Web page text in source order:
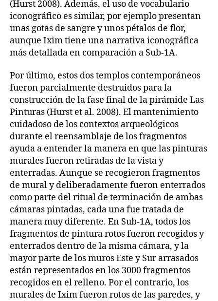
(Hurst 2008). Además, el uso de vocabulario
iconográfico es similar, por ejemplo presentan
unas gotas de sangre y unos pétalos de flor,
aunque Ixim tiene una narrativa iconográfica
más detallada en comparación a Sub-1A.
Por último, estos dos templos contemporáneos
fueron parcialmente destruidos para la
construcción de la fase final de la pirámide Las
Pinturas (Hurst et al. 2008). El mantenimiento
cuidadoso de los contextos arqueológicos
durante el reensamblaje de los fragmentos
ayuda a entender la manera en que las pinturas
murales fueron retiradas de la vista y
enterradas. Aunque se recogieron fragmentos
de mural y deliberadamente fueron enterrados
como parte del ritual de terminación de ambas
cámaras pintadas, cada una fue tratada de
manera muy diferente. En Sub-1A, todos los
fragmentos de pintura rotos fueron recogidos y
enterrados dentro de la misma cámara, y la
mayor parte de los muros Este y Sur arrasados
están representados en los 3000 fragmentos
recogidos en el relleno. Por el contrario, los
murales de Ixim fueron rotos de las paredes, y